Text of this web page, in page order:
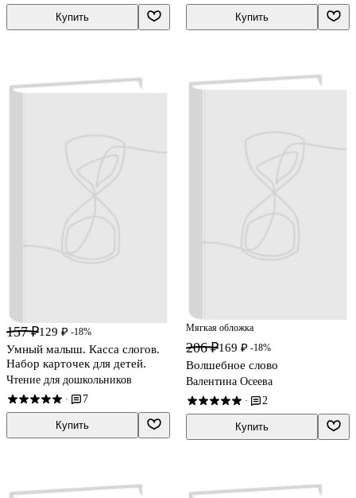
Купить Купить
157 ₽129 ₽ -18%
Умный малыш. Касса слогов.
Набор карточек для детей.
Чтение для дошкольников
· 7
Купить
Мягкая обложка
206 ₽169 ₽ -18%
Волшебное слово
Валентина Осеева
· 2
Купить